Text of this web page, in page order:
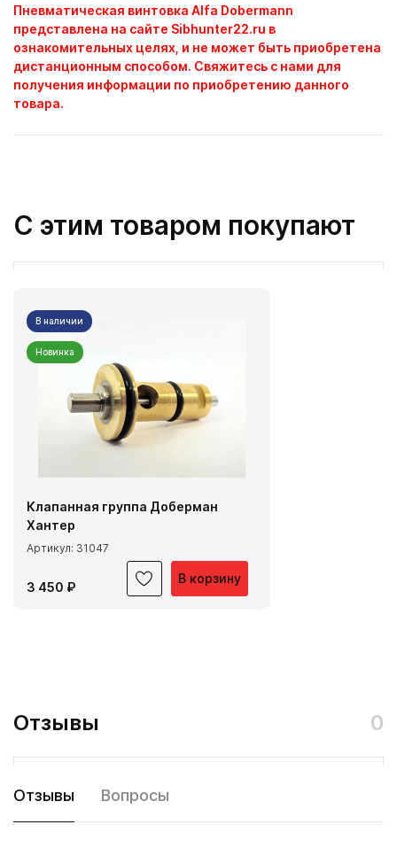
Пневматическая винтовка Alfa Dobermann
представлена на сайте Sibhunter22.ru в
ознакомительных целях, и не может быть приобретена
дистанционным способом. Свяжитесь с нами для
получения информации по приобретению данного
товара.
С этим товаром покупают
В наличии
Новинка
В корзину
Клапанная группа Доберман
Хантер
Артикул: 31047
3 450 ₽
Отзывы 0
Отзывы Вопросы